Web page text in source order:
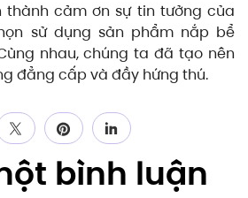
thành cảm ơn sự tin tưởng của
sử dụng sản phẩm nắp bể
nhau, chúng ta đã tạo nên
đẳng cấp và đầy hứng thú.
bình luận